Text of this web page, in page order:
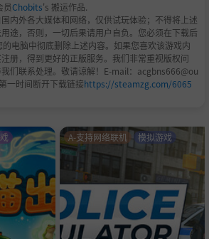
员Chobits's 搬运作品.
内外各大媒体和网络，仅供试玩体验；不得将上述
途，否则，一切后果请用户自负。您必须在下载后
电脑中彻底删除上述内容。如果您喜欢该游戏内
册，得到更好的正版服务。我们非常重视版权问
们联系处理。敬请谅解！E-mail：acgbns666@ou
一时间断开下载链接https://steamzg.com/6065
A-支持网络联机 模拟游戏